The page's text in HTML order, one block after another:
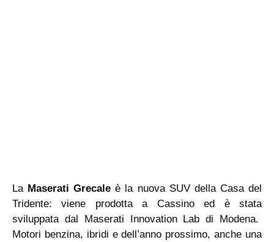
La Maserati Grecaleè la nuova SUV della Casa del
Tridente: viene prodotta a Cassino ed è stata
sviluppata dal Maserati Innovation Lab di Modena.
Motori benzina, ibridi e dell’anno prossimo, anche una